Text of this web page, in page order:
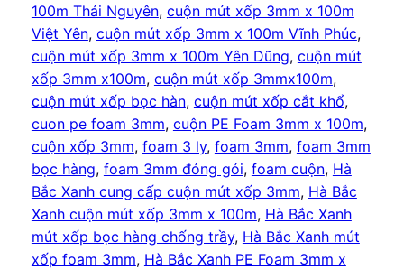
100m Thái Nguyên, cuộn mút xốp 3mm x 100m
Việt Yên, cuộn mút xốp 3mm x 100m Vĩnh Phúc ,
cuộn mút xốp 3mm x 100m Yên Dũng, cuộn mút
xốp 3mm x100m, cuộn mút xốp 3mmx100m ,
cuộn mút xốp bọc hàn, cuộn mút xốp cắt khổ ,
cuon pe foam 3mm, cuộn PE Foam 3mm x 100m ,
cuộn xốp 3mm, foam 3 ly, foam 3mm, foam 3mm
bọc hàng, foam 3mm đóng gói, foam cuộn, Hà
Bắc Xanh cung cấp cuộn mút xốp 3mm, Hà Bắc
Xanh cuộn mút xốp 3mm x 100m, Hà Bắc Xanh
mút xốp bọc hàng chống trầy, Hà Bắc Xanh mút
xốp foam 3mm, Hà Bắc Xanh PE Foam 3mm x